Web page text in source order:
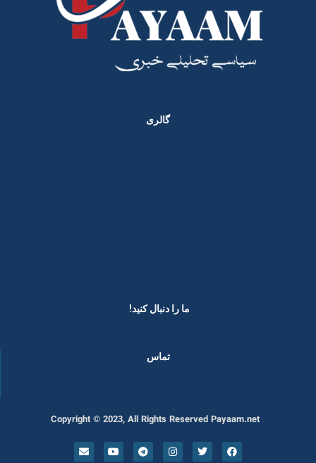
گالری
ما را دنبال کنید! ​
تماس
Copyright © 2023, All Rights Reserved Payaam.net